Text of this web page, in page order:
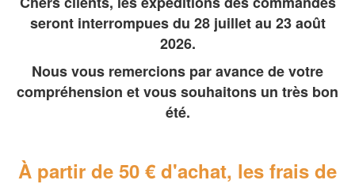
seront interrompues du 28 juillet au 23 août
2026.
Nous vous remercions par avance de votre
compréhension et vous souhaitons un très bon
été.
À partir de 50 € d'achat, les frais de